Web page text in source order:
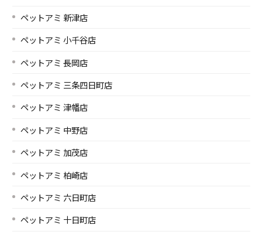
ペットアミ 新津店
ペットアミ 小千谷店
ペットアミ 長岡店
ペットアミ 三条四日町店
ペットアミ 津幡店
ペットアミ 中野店
ペットアミ 加茂店
ペットアミ 柏崎店
ペットアミ 六日町店
ペットアミ 十日町店